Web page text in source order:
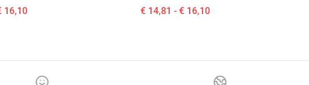
16,10 € 14,81 - € 16,10